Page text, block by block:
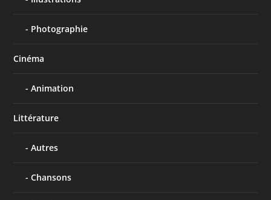
Photographie
Cinéma
Animation
Littérature
Autres
Chansons